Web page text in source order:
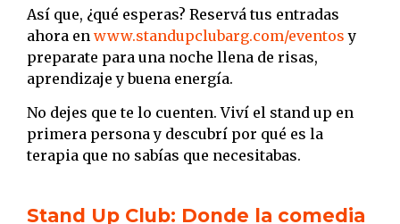
Así que, ¿qué esperas? Reservá tus entradas
ahora en www.standupclubarg.com/eventos y
preparate para una noche llena de risas,
aprendizaje y buena energía.
No dejes que te lo cuenten. Viví el stand up en
primera persona y descubrí por qué es la
terapia que no sabías que necesitabas.
Stand Up Club: Donde la comedia